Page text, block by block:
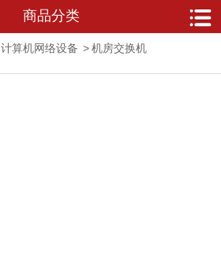
商品分类
计算机网络设备 >机房交换机